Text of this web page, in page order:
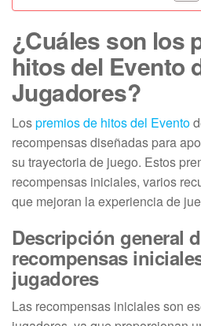
¿Cuáles son los
hitos del Evento
Jugadores?
Lospremios de hitos del Evento
recompensas diseñadas para
su trayectoria de juego. Estos
recompensas iniciales, varios
que mejoran la experiencia de
Descripción general
recompensas
jugadores
Las recompensas iniciales son